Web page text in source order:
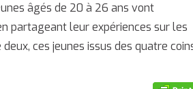
âgés de 20 à 26 ans vont
partageant leur expériences sur les
ces jeunes issus des quatre